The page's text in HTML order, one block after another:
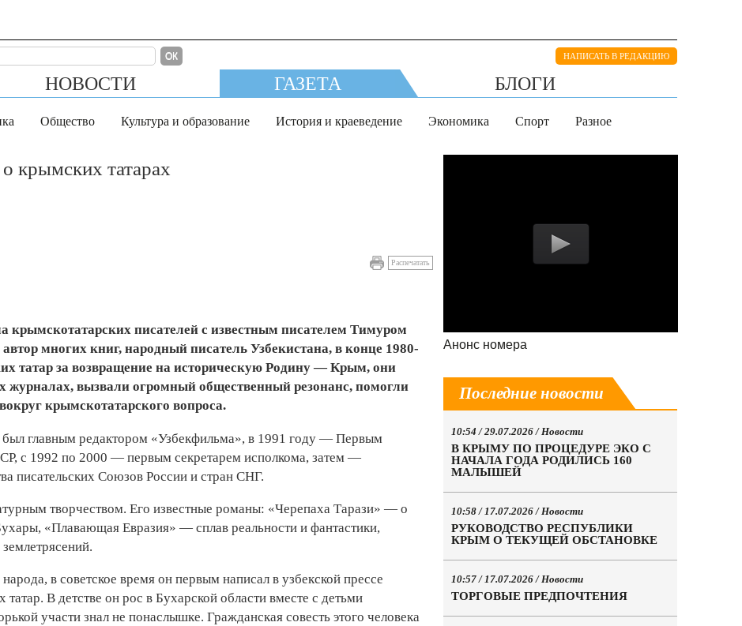
ОК НАПИСАТЬ В РЕДАКЦИЮ
НОВОСТИ ГАЗЕТА БЛОГИ
Общество Культура и образование История и краеведение Экономика Спорт Разное
крымских татарах
Распечатать
крымскотатарских писателей с известным писателем Тимуром
многих книг, народный писатель Узбекистана, в конце 1980-
татар за возвращение на историческую Родину — Крым, они
журналах, вызвали огромный общественный резонанс, помогли
крымскотатарского вопроса.
главным редактором «Узбекфильма», в 1991 году — Первым
с 1992 по 2000 — первым секретарем исполкома, затем —
писательских Союзов России и стран СНГ.
творчеством. Его известные романы: «Черепаха Тарази» — о
«Плавающая Евразия» — сплав реальности и фантастики,
в советское время он первым написал в узбекской прессе
В детстве он рос в Бухарской области вместе с детьми
участи знал не понаслышке. Гражданская совесть этого человека
Анонс номера
Последние новости
10:54 / 29.07.2026 /Новости
В КРЫМУ ПО ПРОЦЕДУРЕ ЭКО С
НАЧАЛА ГОДА РОДИЛИСЬ 160
МАЛЫШЕЙ
10:58 / 17.07.2026 /Новости
РУКОВОДСТВО РЕСПУБЛИКИ
КРЫМ О ТЕКУЩЕЙ ОБСТАНОВКЕ
10:57 / 17.07.2026 /Новости
ТОРГОВЫЕ ПРЕДПОЧТЕНИЯ